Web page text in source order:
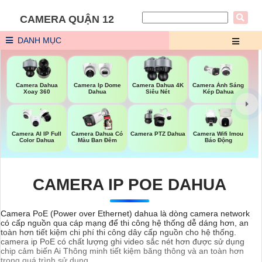
CAMERA QUẬN 12
DANH MỤC
Camera Dahua
Xoay 360
Camera Ip Dome
Dahua
Camera Dahua 4K
Siêu Nét
Camera Ánh Sáng
Kép Dahua
Camera AI IP Full
Color Dahua
Camera Dahua Có
Màu Ban Đêm
Camera PTZ Dahua
Camera Wifi Imou
Báo Động
CAMERA IP POE DAHUA
Camera PoE (Power over Ethernet) dahua là dòng camera network
có cấp nguồn qua cáp mạng để thi công hệ thống dễ dáng hơn, an
toàn hơn tiết kiệm chi phí thi công dây cấp nguồn cho hệ thống.
camera ip PoE có chất lượng ghi video sắc nét hơn được sử dụng
chip cảm biến Ai Thông minh tiết kiệm băng thông và an toàn hơn